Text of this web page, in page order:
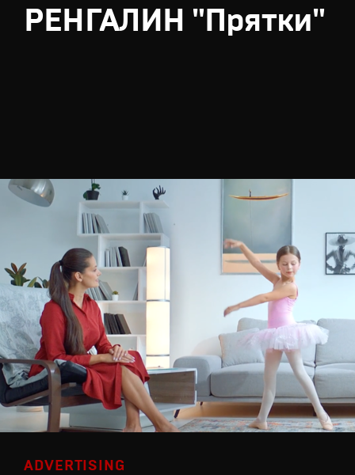
РЕНГАЛИН "Прятки"
ADVERTISING